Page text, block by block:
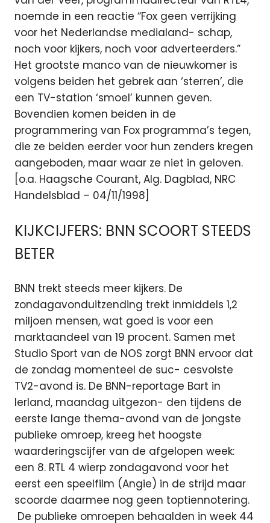
noemde in een reactie “Fox geen verrijking
voor het Nederlandse medialand- schap,
noch voor kijkers, noch voor adverteerders.”
Het grootste manco van de nieuwkomer is
volgens beiden het gebrek aan ‘sterren’, die
een TV-station ‘smoel’ kunnen geven.
Bovendien komen beiden in de
programmering van Fox programma’s tegen,
die ze beiden eerder voor hun zenders kregen
aangeboden, maar waar ze niet in geloven.
[o.a. Haagsche Courant, Alg. Dagblad, NRC
Handelsblad – 04/11/1998]
KIJKCIJFERS: BNN SCOORT STEEDS
BETER
BNN trekt steeds meer kijkers. De
zondagavonduitzending trekt inmiddels 1,2
miljoen mensen, wat goed is voor een
marktaandeel van 19 procent. Samen met
Studio Sport van de NOS zorgt BNN ervoor dat
de zondag momenteel de suc- cesvolste
TV2-avond is. De BNN-reportage Bart in
Ierland, maandag uitgezon- den tijdens de
eerste lange thema-avond van de jongste
publieke omroep, kreeg het hoogste
waarderingscijfer van de afgelopen week:
een 8. RTL 4 wierp zondagavond voor het
eerst een speelfilm (Angie) in de strijd maar
scoorde daarmee nog geen toptiennotering.
De publieke omroepen behaalden in week 44